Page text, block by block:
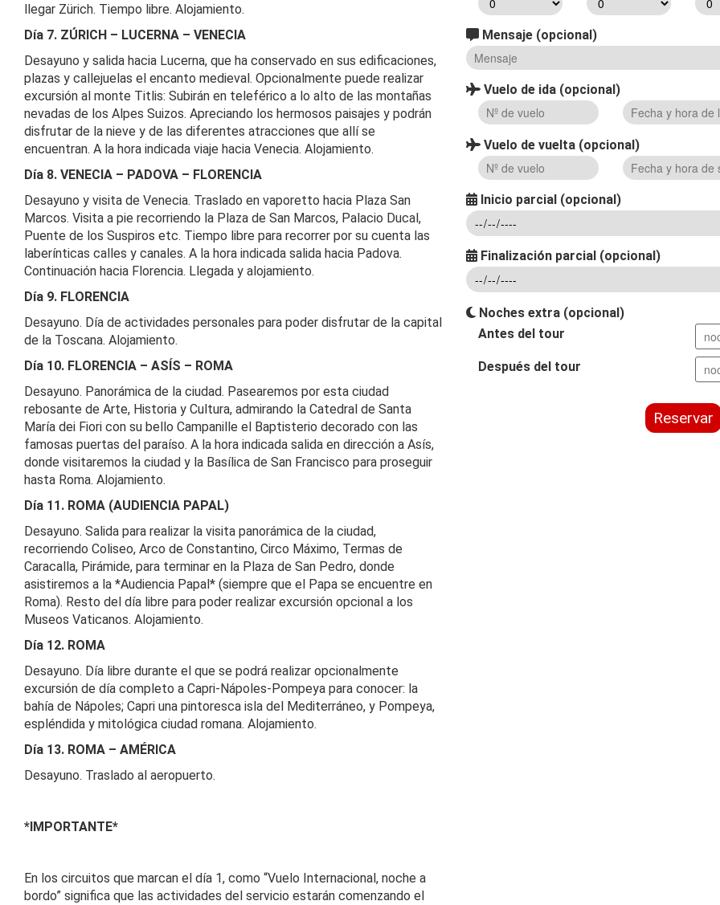
llegar Zürich. Tiempo libre. Alojamiento.
Día 7. ZÚRICH – LUCERNA – VENECIA
Desayuno y salida hacia Lucerna, que ha conservado en sus edificaciones,
plazas y callejuelas el encanto medieval. Opcionalmente puede realizar
excursión al monte Titlis: Subirán en teleférico a lo alto de las montañas
nevadas de los Alpes Suizos. Apreciando los hermosos paisajes y podrán
disfrutar de la nieve y de las diferentes atracciones que allí se
encuentran. A la hora indicada viaje hacia Venecia. Alojamiento.
Día 8. VENECIA – PADOVA – FLORENCIA
Desayuno y visita de Venecia. Traslado en vaporetto hacia Plaza San
Marcos. Visita a pie recorriendo la Plaza de San Marcos, Palacio Ducal,
Puente de los Suspiros etc. Tiempo libre para recorrer por su cuenta las
laberínticas calles y canales. A la hora indicada salida hacia Padova.
Continuación hacia Florencia. Llegada y alojamiento.
Día 9. FLORENCIA
Desayuno. Día de actividades personales para poder disfrutar de la capital
de la Toscana. Alojamiento.
Día 10. FLORENCIA – ASÍS – ROMA
Desayuno. Panorámica de la ciudad. Pasearemos por esta ciudad
rebosante de Arte, Historia y Cultura, admirando la Catedral de Santa
María dei Fiori con su bello Campanille el Baptisterio decorado con las
famosas puertas del paraíso. A la hora indicada salida en dirección a Asís,
donde visitaremos la ciudad y la Basílica de San Francisco para proseguir
hasta Roma. Alojamiento.
Día 11. ROMA (AUDIENCIA PAPAL)
Desayuno. Salida para realizar la visita panorámica de la ciudad,
recorriendo Coliseo, Arco de Constantino, Circo Máximo, Termas de
Caracalla, Pirámide, para terminar en la Plaza de San Pedro, donde
asistiremos a la *Audiencia Papal* (siempre que el Papa se encuentre en
Roma). Resto del día libre para poder realizar excursión opcional a los
Museos Vaticanos. Alojamiento.
Día 12. ROMA
Desayuno. Día libre durante el que se podrá realizar opcionalmente
excursión de día completo a Capri-Nápoles-Pompeya para conocer: la
bahía de Nápoles; Capri una pintoresca isla del Mediterráneo, y Pompeya,
espléndida y mitológica ciudad romana. Alojamiento.
Día 13. ROMA – AMÉRICA
Desayuno. Traslado al aeropuerto.
*IMPORTANTE*
En los circuitos que marcan el día 1, como “Vuelo Internacional, noche a
bordo” significa que las actividades del servicio estarán comenzando el
Mensaje (opcional)
Vuelo de ida (opcional)
Vuelo de vuelta (opcional)
Inicio parcial (opcional)
Finalización parcial (opcional)
Noches extra (opcional)
Antes del tour
Después del tour
Reservar